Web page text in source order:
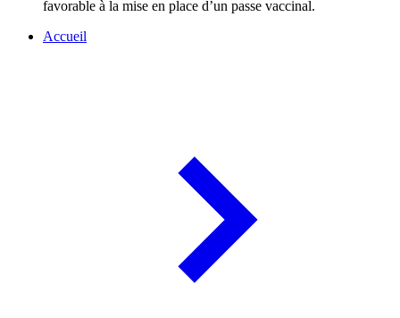
favorable à la mise en place d’un passe vaccinal.
Accueil